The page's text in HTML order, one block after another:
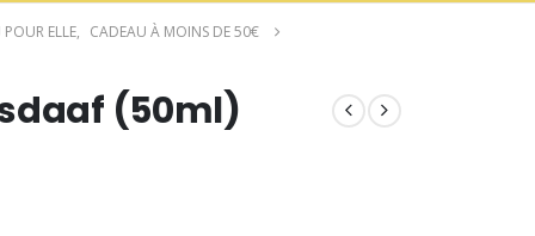
ELLE, CADEAU À MOINS DE 50€
(50ml)